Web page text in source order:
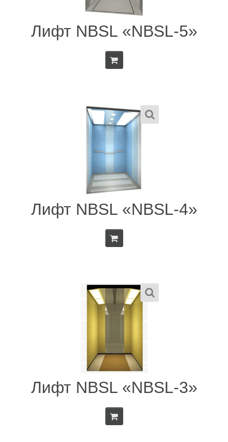
Лифт NBSL «NBSL-5»
Лифт NBSL «NBSL-4»
Лифт NBSL «NBSL-3»